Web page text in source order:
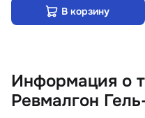
В корзину
Информация о
Ревмалгон